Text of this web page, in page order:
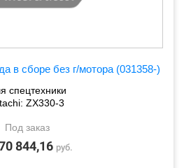
в сборе без г/мотора (031358-)
спецтехники
ZX330-3
Под заказ
844,16 руб.